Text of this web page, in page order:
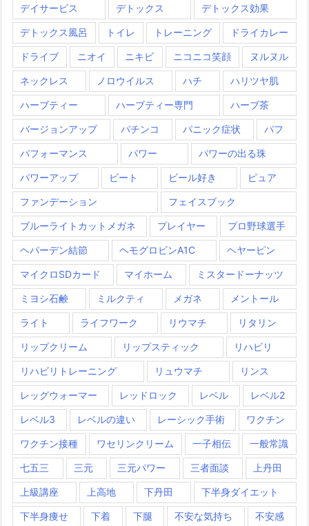
デイサービス デトックス デトックス効果
デトックス風呂 トイレ トレーニング ドライカレー
ドライブ ニオイ ニキビ ニコニコ笑顔 ヌルヌル
ネックレス ノロウイルス ハチ ハリツヤ肌
ハーブティー ハーブティー専門 ハーブ茶
バージョンアップ パチンコ パニック症状 パフ
パフォーマンス パワー パワーの出る珠
パワーアップ ビート ビール好き ピュア
ファンデーション フェイスブック
ブルーライトカットメガネ プレイヤー プロ野球選手
ヘパーデン結節 ヘモグロビンA1C ヘヤーピン
マイクロSDカード マイホーム ミスタードーナッツ
ミヨシ石鹸 ミルクティ メガネ メントール
ライト ライフワーク リウマチ リタリン
リップクリーム リップスティック リハビリ
リハビリトレーニング リュウマチ リンス
レッグウォーマー レッドロック レベル レベル2
レベル3 レベルの違い レーシック手術 ワクチン
ワクチン接種 ワセリンクリーム 一子相伝 一般常識
七五三 三元 三元パワー 三者面談 上丹田
上級講座 上高地 下丹田 下半身ダイエット
下半身痩せ 下着 下腿 不安な気持ち 不安感